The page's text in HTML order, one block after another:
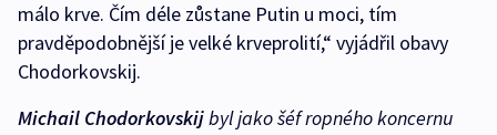
málo krve. Čím déle zůstane Putin u moci, tím
pravděpodobnější je velké krveprolití,“ vyjádřil obavy
Chodorkovskij.
Michail Chodorkovskijbyl jako šéf ropného koncernu